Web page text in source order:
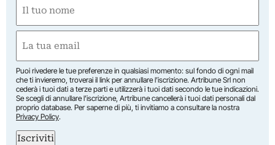
(Obbligatorio)
Nome
(Obbligatorio)
Puoi rivedere le tue preferenze in qualsiasi momento: sul fondo di ogni mail
che ti invieremo, troverai il link per annullare l’iscrizione. Artribune Srl non
cederà i tuoi dati a terze parti e utilizzerà i tuoi dati secondo le tue indicazioni.
Se scegli di annullare l’iscrizione, Artribune cancellerà i tuoi dati personali dal
proprio database. Per saperne di più, ti invitiamo a consultare la nostra
Privacy Policy.
Iscriviti